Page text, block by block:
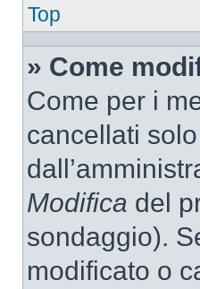
Top
» Come
Come per i
cancellati
Modifica del
sondaggio).
modificato o